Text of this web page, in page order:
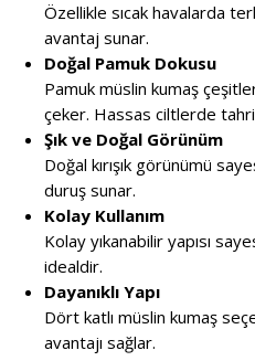
Özellikle sıcak havalarda
avantaj sunar.
Doğal Pamuk Dokusu
Pamuk müslin kumaş
çeker. Hassas ciltlerde
Şık ve Doğal Görünüm
Doğal kırışık görünümü
duruş sunar.
Kolay Kullanım
Kolay yıkanabilir yapısı
idealdir.
Dayanıklı Yapı
Dört katlı müslin kumaş
avantajı sağlar.